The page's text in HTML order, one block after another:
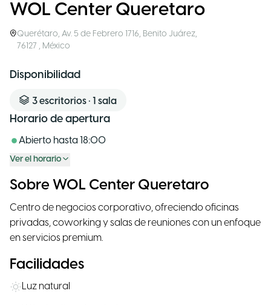
WOL Center Queretaro
Querétaro,Av. 5 de Febrero 1716, Benito Juárez,
76127 , México
Disponibilidad
3escritorios • 1 sala
Horario de apertura
Abierto hasta 18:00
Ver el horario
Sobre WOL Center Queretaro
Centro de negocios corporativo, ofreciendo oficinas
privadas, coworking y salas de reuniones con un enfoque
en servicios premium.
Facilidades
Luz natural